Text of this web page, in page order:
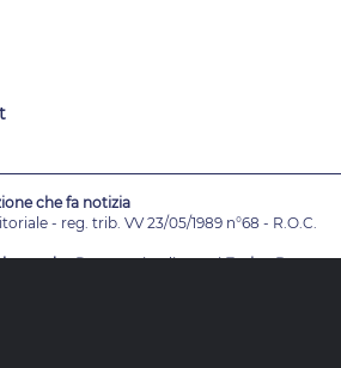
che fa notizia
- reg. trib. VV 23/05/1989 n°68 - R.O.C.
Russo- VicedirettoriEnrico De